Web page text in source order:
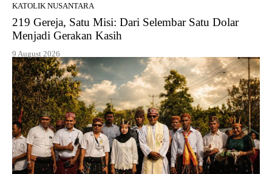
KATOLIK NUSANTARA
219 Gereja, Satu Misi: Dari Selembar Satu Dolar
Menjadi Gerakan Kasih
9 August 2026